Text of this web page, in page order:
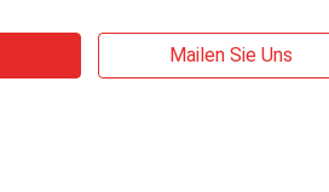
Mailen Sie Uns